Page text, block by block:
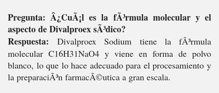
Pregunta: Â¿CuÃ¡l es la fÃ³rmula molecular y el
aspecto de Divalproex sÃ³dico?
Respuesta: Divalproex Sodium tiene la fÃ³rmula
molecular C16H31NaO4 y viene en forma de polvo
blanco, lo que lo hace adecuado para el procesamiento y
la preparaciÃ³n farmacÃ©utica a gran escala.